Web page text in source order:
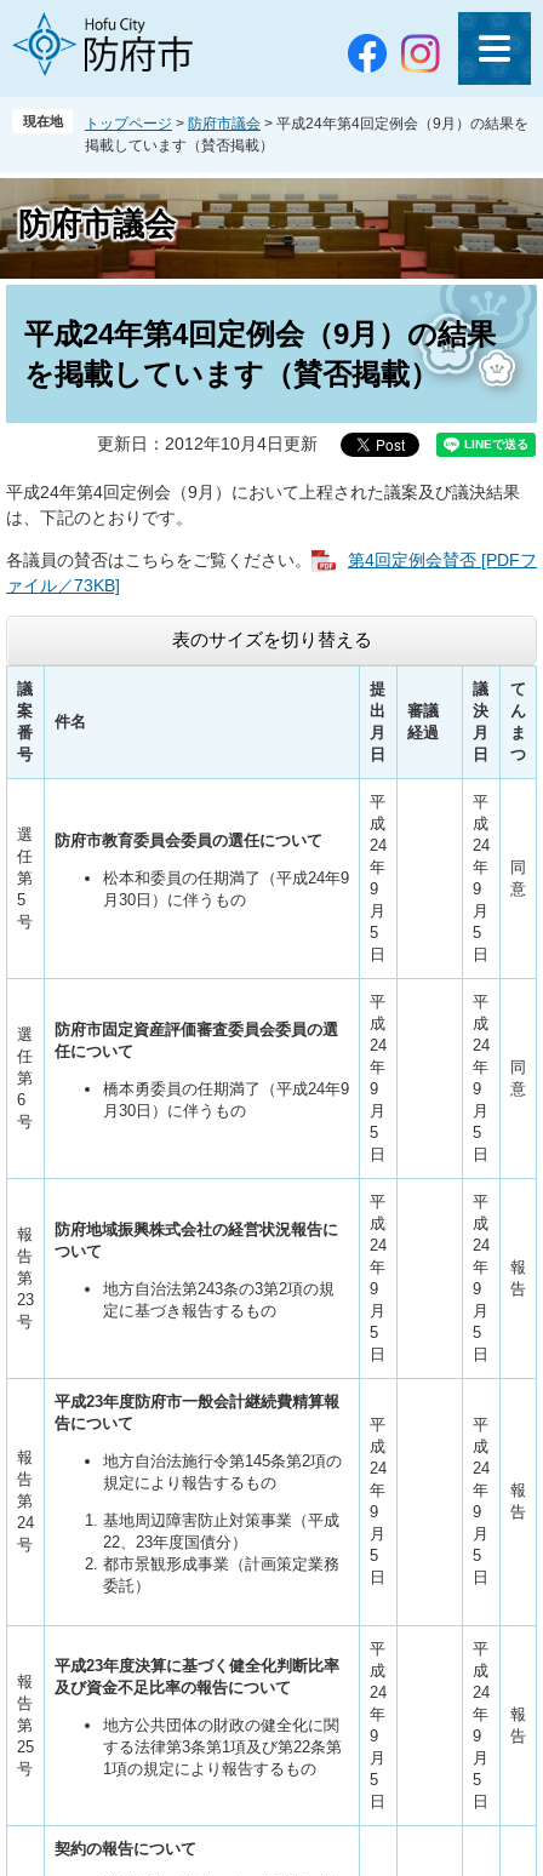
。
て
本
現在地 トップページ > 防府市議会 > 平成24年第4回定例会（9月）の結果を
掲載しています（賛否掲載）
防府市議会
平成24年第4回定例会（9月）の結果
を掲載しています（賛否掲載）
更新日：2012年10月4日更新
平成24年第4回定例会（9月）において上程された議案及び議決結果
は、下記のとおりです。
各議員の賛否はこちらをご覧ください。
第4回定例会賛否 [PDFフ
ァイル／73KB]
表のサイズを切り替える
議
案
番
号
件名
提
出
月
日
審議
経過
議
決
月
日
て
ん
ま
つ
選
任
第
5
号
防府市教育委員会委員の選任について
松本和委員の任期満了（平成24年9
月30日）に伴うもの
平
成
24
年
9
月
5
日
平
成
24
年
9
月
5
日
同
意
選
任
第
6
号
防府市固定資産評価審査委員会委員の選
任について
橋本勇委員の任期満了（平成24年9
月30日）に伴うもの
平
成
24
年
9
月
5
日
平
成
24
年
9
月
5
日
同
意
報
告
第
23
号
防府地域振興株式会社の経営状況報告に
ついて
地方自治法第243条の3第2項の規
定に基づき報告するもの
平
成
24
年
9
月
5
日
平
成
24
年
9
月
5
日
報
告
報
告
第
24
号
平成23年度防府市一般会計継続費精算報
告について
地方自治法施行令第145条第2項の
規定により報告するもの
基地周辺障害防止対策事業（平成
22、23年度国債分）
都市景観形成事業（計画策定業務
委託）
平
成
24
年
9
月
5
日
平
成
24
年
9
月
5
日
報
告
報
告
第
25
号
平成23年度決算に基づく健全化判断比率
及び資金不足比率の報告について
地方公共団体の財政の健全化に関
する法律第3条第1項及び第22条第
1項の規定により報告するもの
平
成
24
年
9
月
5
日
平
成
24
年
9
月
5
日
報
告
契約の報告について